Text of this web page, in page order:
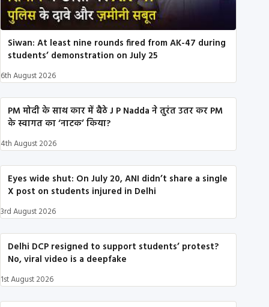
Siwan: At least nine rounds fired from AK-47 during
students’ demonstration on July 25
6th August 2026
PM मोदी के साथ कार में बैठे J P Nadda ने तुरंत उतर कर PM
के स्वागत का ‘नाटक’ किया?
4th August 2026
Eyes wide shut: On July 20, ANI didn’t share a single
X post on students injured in Delhi
3rd August 2026
Delhi DCP resigned to support students’ protest?
No, viral video is a deepfake
1st August 2026